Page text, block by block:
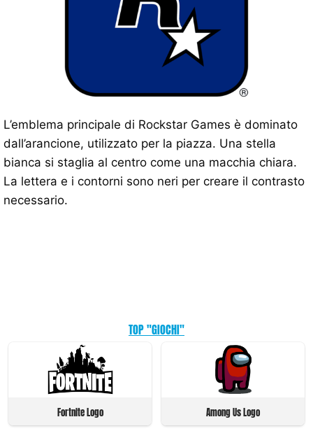
L’emblema principale di Rockstar Games è dominato
dall’arancione, utilizzato per la piazza. Una stella
bianca si staglia al centro come una macchia chiara.
La lettera e i contorni sono neri per creare il contrasto
necessario.
TOP "GIOCHI"
Fortnite Logo Among Us Logo